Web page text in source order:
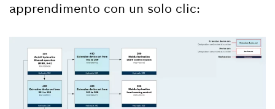
apprendimento con un solo clic: